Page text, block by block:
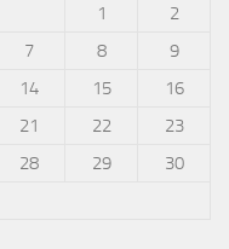
1
2
7 8
9
14 15
16
21 22
23
28 29
30